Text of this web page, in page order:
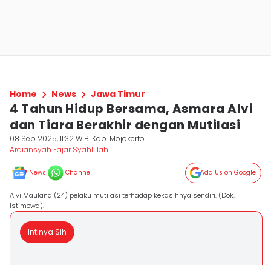
Home News Jawa Timur
4 Tahun Hidup Bersama, Asmara Alvi
dan Tiara Berakhir dengan Mutilasi
08 Sep 2025, 11:32 WIB Kab. Mojokerto
Ardiansyah Fajar Syahlillah
News Channel Add Us on Google
Alvi Maulana (24) pelaku mutilasi terhadap kekasihnya sendiri. (Dok.
Istimewa).
Intinya Sih